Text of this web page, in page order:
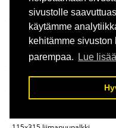
sivustolle
käytämme
kehitämme sivuston
parempaa.
Lue lisää
140x140 liimapuupalkki
Liimapuupalkit
90x225 liimapuupalkki 4m,6m
Liimapuupalkit
90x270 liimapuupalkki 4m, 6m
Liimapuupalkit
115x225 liimapuupalkki 4m, 6m
115x270 liimapuupalkki 4m, 6m